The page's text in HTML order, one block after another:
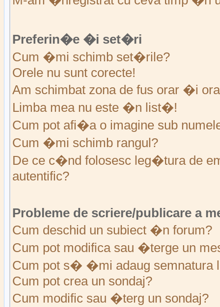
Preferin�e �i set�ri
Cum �mi schimb set�rile?
Orele nu sunt corecte!
Am schimbat zona de fus orar �i
Limba mea nu este �n list�!
Cum pot afi�a o imagine sub
Cum �mi schimb rangul?
De ce c�nd folosesc leg�tura de
autentific?
Probleme de scriere/publicare a
Cum deschid un subiect �n forum?
Cum pot modifica sau �terge un
Cum pot s� �mi adaug semnatura
Cum pot crea un sondaj?
Cum modific sau �terg un sondaj?